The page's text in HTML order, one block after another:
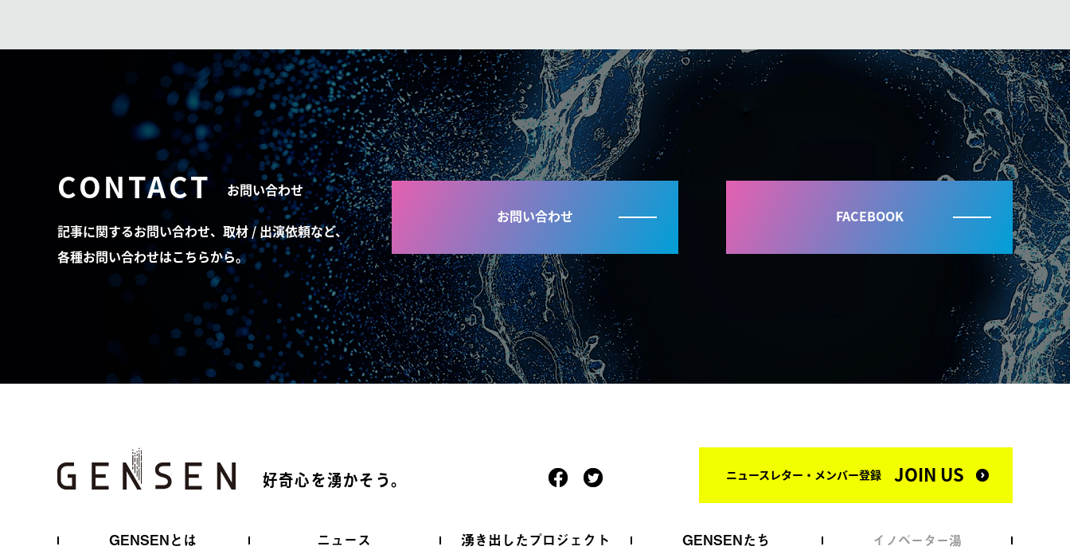
CONTACT お問い合わせ
記事に関するお問い合わせ、取材 / 出演依頼など、
各種お問い合わせはこちらから。
お問い合わせ FACEBOOK
好奇心を湧かそう。 ニュースレター・メンバー登録 JOIN US
GENSENとは ニュース 湧き出したプロジェクト GENSENたち イノベーター湯